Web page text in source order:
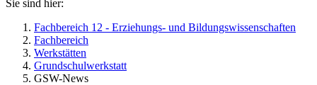
Sie sind hier:
Fachbereich 12 - Erziehungs- und Bildungswissenschaften
Fachbereich
Werkstätten
Grundschulwerkstatt
GSW-News